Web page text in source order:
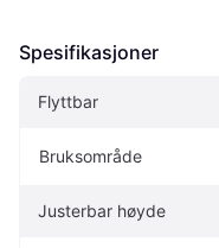
Spesifikasjoner
Flyttbar
Bruksområde
Justerbar høyde